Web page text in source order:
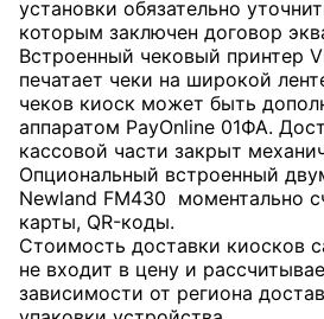
установки обязательно
которым заключен договор
Встроенный чековый принтер
печатает чеки на широкой
чеков киоск может быть
аппаратом PayOnline 01ФА.
кассовой части закрыт
Опциональный встроенный
Newland FM430 моментально
карты, QR-коды.
Стоимость доставки киосков
не входит в цену и
зависимости от региона